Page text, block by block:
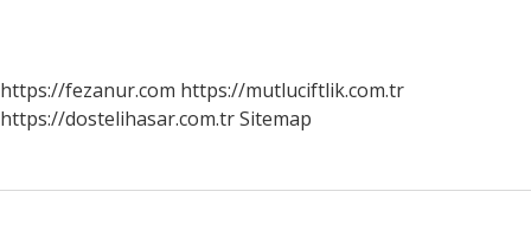
Vardır
https://fezanur.com https://mutluciftlik.com.tr
https://dostelihasar.com.trSitemap